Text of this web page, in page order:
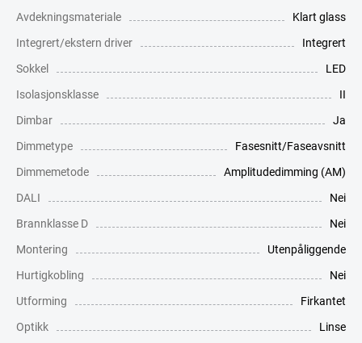
Avdekningsmateriale
Klart glass
Integrert/ekstern driver
Integrert
Sokkel
LED
Isolasjonsklasse
II
Dimbar
Ja
Dimmetype
Fasesnitt/Faseavsnitt
Dimmemetode
Amplitudedimming (AM)
DALI
Nei
Brannklasse D
Nei
Montering
Utenpåliggende
Hurtigkobling
Nei
Utforming
Firkantet
Optikk
Linse